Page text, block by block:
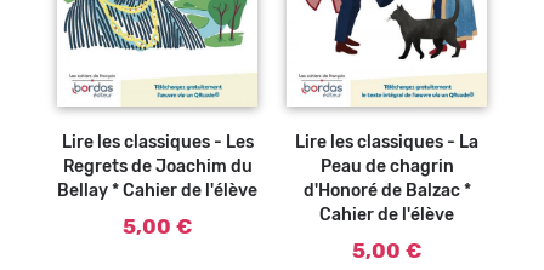
Ajouter au
Lire les classiques - Les
Regrets de Joachim du
Bellay * Cahier de l'élève
5,00 €
Ajouter au
Lire les classiques - La
Peau de chagrin
d'Honoré de Balzac *
Cahier de l'élève
5,00 €